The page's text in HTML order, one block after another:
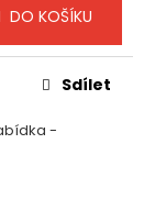
DO KOŠÍKU
-
Sdílet